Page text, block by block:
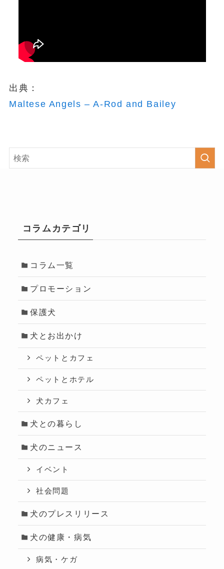
出典：
Maltese Angels – A-Rod and Bailey
コラムカテゴリ
コラム一覧
プロモーション
保護犬
犬とお出かけ
ペットとカフェ
ペットとホテル
犬カフェ
犬との暮らし
犬のニュース
イベント
社会問題
犬のプレスリリース
犬の健康・病気
病気・ケガ